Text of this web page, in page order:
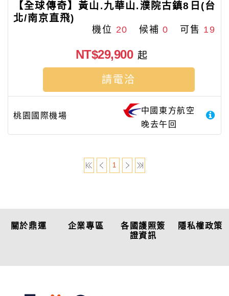
【全球傳奇】黃山.九華山.濮院古鎮8日(台
北/南京直飛)
機位 20 候補0 可售 19
桃園國際機場
中國東方航空
晚去午回
NT$29,900 起
請電洽
1
關於鼎運 企業專區
各國護照簽
證資訊
隱私權政策